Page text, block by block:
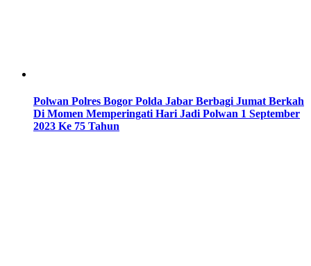
Polwan Polres Bogor Polda Jabar Berbagi Jumat Berkah
Di Momen Memperingati Hari Jadi Polwan 1 September
2023 Ke 75 Tahun